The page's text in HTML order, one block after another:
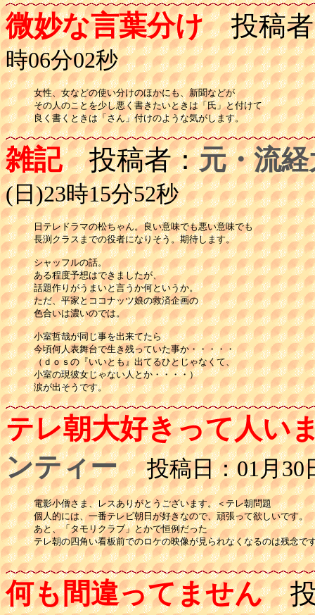
微妙な言葉分け投稿者
時06分02秒
女性、女などの使い分けのほかにも、新聞などが
その人のことを少し悪く書きたいときは「氏」と付けて
良く書くときは「さん」付けのような気がします。
雑記投稿者：元・流
(日)23時15分52秒
日テレドラマの松ちゃん。良い意味でも悪い意味でも
長渕クラスまでの役者になりそう。期待します。
シャッフルの話。
ある程度予想はできましたが、
話題作りがうまいと言うか何というか。
ただ、平家とココナッツ娘の救済企画の
色合いは濃いのでは。
小室哲哉が同じ事を出来てたら
今頃何人表舞台で生き残っていた事か・・・・・
（ｄｏｓの『いいとも』出てるひとじゃなくて、
小室の現彼女じゃない人とか・・・・）
涙が出そうです。
テレ朝大好きって人い
ンティー 投稿日：01月30
電影小僧さま、レスありがとうございます。＜テレ朝問題
個人的には、一番テレビ朝日が好きなので、頑張って欲しいです。
あと、「タモリクラブ」とかで恒例だった
テレ朝の四角い看板前でのロケの映像が見られなくなるのは残念で
何も間違ってません投